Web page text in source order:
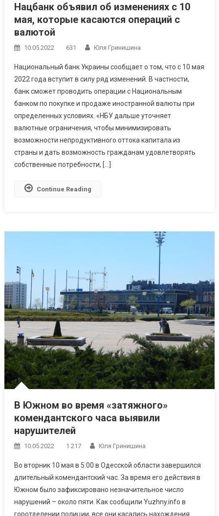
Нацбанк объявил об изменениях с 10
мая, которые касаются операций с
валютой
10.05.2022 631 Юля Гринишина
Национальный банк Украины сообщает о том, что с 10 мая
2022 года вступит в силу ряд изменений. В частности,
банк сможет проводить операции с Национальным
банком по покупке и продаже иностранной валюты при
определенных условиях. «НБУ дальше уточняет
валютные ограничения, чтобы минимизировать
возможности непродуктивного оттока капитала из
страны и дать возможность гражданам удовлетворять
собственные потребности, […]
Continue Reading
В Южном во время «затяжного»
комендантского часа выявили
нарушителей
10.05.2022 1 217 Юля Гринишина
Во вторник 10 мая в 5:00 в Одесской области завершился
длительный комендантский час. За время его действия в
Южном было зафиксировано незначительное число
нарушений – около пяти. Как сообщили Yuzhny.info в
горотделении полиции, все они касались нахождения